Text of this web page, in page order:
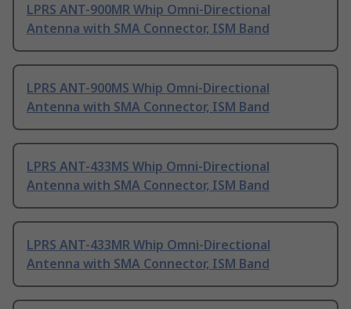
LPRS ANT-900MR Whip Omni-Directional
Antenna with SMA Connector, ISM Band
LPRS ANT-900MS Whip Omni-Directional
Antenna with SMA Connector, ISM Band
LPRS ANT-433MS Whip Omni-Directional
Antenna with SMA Connector, ISM Band
LPRS ANT-433MR Whip Omni-Directional
Antenna with SMA Connector, ISM Band